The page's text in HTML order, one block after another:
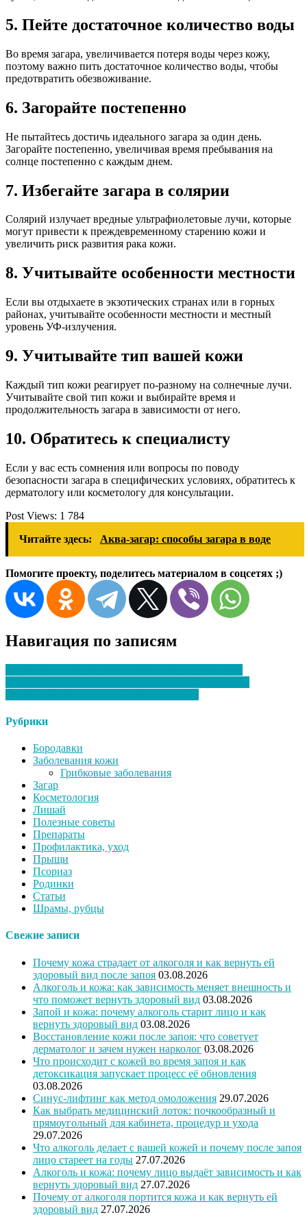
5. Пейте достаточное количество воды
Во время загара, увеличивается потеря воды через кожу,
поэтому важно пить достаточное количество воды, чтобы
предотвратить обезвоживание.
6. Загорайте постепенно
Не пытайтесь достичь идеального загара за один день.
Загорайте постепенно, увеличивая время пребывания на
солнце постепенно с каждым днем.
7. Избегайте загара в солярии
Солярий излучает вредные ультрафиолетовые лучи, которые
могут привести к преждевременному старению кожи и
увеличить риск развития рака кожи.
8. Учитывайте особенности местности
Если вы отдыхаете в экзотических странах или в горных
районах, учитывайте особенности местности и местный
уровень УФ-излучения.
9. Учитывайте тип вашей кожи
Каждый тип кожи реагирует по-разному на солнечные лучи.
Учитывайте свой тип кожи и выбирайте время и
продолжительность загара в зависимости от него.
10. Обратитесь к специалисту
Если у вас есть сомнения или вопросы по поводу
безопасности загара в специфических условиях, обратитесь к
дерматологу или косметологу для консультации.
Post Views: 1 784
Читайте здесь:
Аква-загар: способы загара в воде
Помогите проекту, поделитесь материалом в соцсетях ;)
Навигация по записям
Рубрики
Бородавки
Заболевания кожи
Грибковые заболевания
Загар
Косметология
Лишай
Полезные советы
Препараты
Профилактика, уход
Прыщи
Псориаз
Родинки
Статьи
Шрамы, рубцы
Свежие записи
Почему кожа страдает от алкоголя и как вернуть ей
здоровый вид после запоя 03.08.2026
Алкоголь и кожа: как зависимость меняет внешность и
что поможет вернуть здоровый вид 03.08.2026
Запой и кожа: почему алкоголь старит лицо и как
вернуть здоровый вид 03.08.2026
Восстановление кожи после запоя: что советует
дерматолог и зачем нужен нарколог 03.08.2026
Что происходит с кожей во время запоя и как
детоксикация запускает процесс её обновления
03.08.2026
Синус-лифтинг как метод омоложения 29.07.2026
Как выбрать медицинский лоток: почкообразный и
прямоугольный для кабинета, процедур и ухода
29.07.2026
Что алкоголь делает с вашей кожей и почему после запоя
лицо стареет на годы 27.07.2026
Алкоголь и кожа: почему лицо выдаёт зависимость и как
вернуть здоровый вид 27.07.2026
Почему от алкоголя портится кожа и как вернуть ей
здоровый вид 27.07.2026